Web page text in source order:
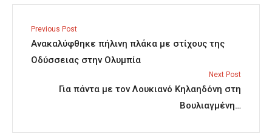
Previous Post
Ανακαλύφθηκε πήλινη πλάκα με στίχους της
Οδύσσειας στην Ολυμπία
Next Post
Για πάντα με τον Λουκιανό Κηλαηδόνη στη
Βουλιαγμένη…